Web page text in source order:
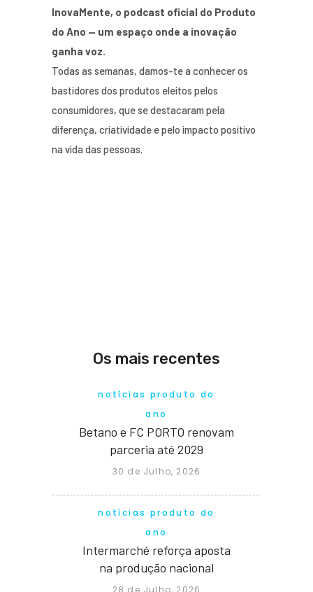
InovaMente, o podcast oficial do Produto
do Ano — um espaço onde a inovação
ganha voz.
Todas as semanas, damos-te a conhecer os
bastidores dos produtos eleitos pelos
consumidores, que se destacaram pela
diferença, criatividade e pelo impacto positivo
na vida das pessoas.
Os mais recentes
notícias produto do
ano
Betano e FC PORTO renovam
parceria até 2029
30 de Julho, 2026
notícias produto do
ano
Intermarché reforça aposta
na produção nacional